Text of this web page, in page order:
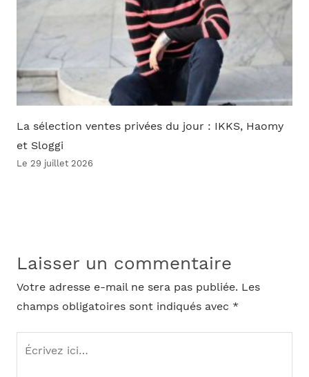
La sélection ventes privées du jour : IKKS, Haomy
et Sloggi
Le 29 juillet 2026
Laisser un commentaire
Votre adresse e-mail ne sera pas publiée. Les
champs obligatoires sont indiqués avec *
Écrivez